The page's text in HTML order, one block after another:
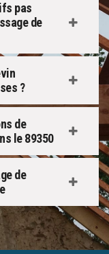
pas
de
?
de
le 89350
de